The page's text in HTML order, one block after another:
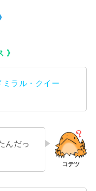
》
ミラル・クイー
んだっ